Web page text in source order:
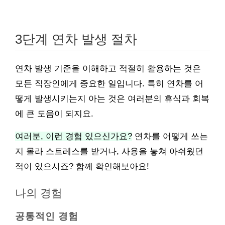
3단계 연차 발생 절차
연차 발생 기준을 이해하고 적절히 활용하는 것은
모든 직장인에게 중요한 일입니다. 특히 연차를 어
떻게 발생시키는지 아는 것은 여러분의 휴식과 회복
에 큰 도움이 되지요.
여러분, 이런 경험 있으신가요? 연차를 어떻게 쓰는
지 몰라 스트레스를 받거나, 사용을 놓쳐 아쉬웠던
적이 있으시죠? 함께 확인해보아요!
나의 경험
공통적인 경험